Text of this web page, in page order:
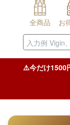
全商品 お
⚠️今だけ1500